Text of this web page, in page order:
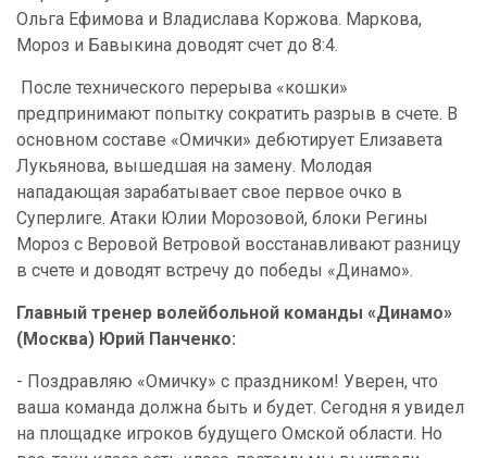
Ольга Ефимова и Владислава Коржова. Маркова,
Мороз и Бавыкина доводят счет до 8:4.
После технического перерыва «кошки»
предпринимают попытку сократить разрыв в счете. В
основном составе «Омички» дебютирует Елизавета
Лукьянова, вышедшая на замену. Молодая
нападающая зарабатывает свое первое очко в
Суперлиге. Атаки Юлии Морозовой, блоки Регины
Мороз с Веровой Ветровой восстанавливают разницу
в счете и доводят встречу до победы «Динамо».
Главный тренер волейбольной команды «Динамо»
(Москва) Юрий Панченко:
- Поздравляю «Омичку» с праздником! Уверен, что
ваша команда должна быть и будет. Сегодня я увидел
на площадке игроков будущего Омской области. Но